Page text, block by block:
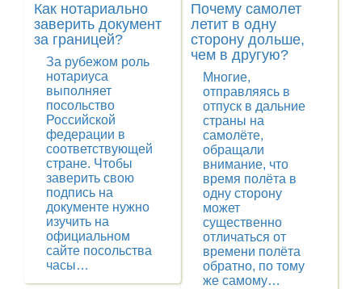
Как нотариально
заверить документ
за границей?
За рубежом роль
нотариуса
выполняет
посольство
Российской
федерации в
соответствующей
стране. Чтобы
заверить свою
подпись на
документе нужно
изучить на
официальном
сайте посольства
часы…
Почему самолет
летит в одну
сторону дольше,
чем в другую?
Многие,
отправляясь в
отпуск в дальние
страны на
самолёте,
обращали
внимание, что
время полёта в
одну сторону
может
существенно
отличаться от
времени полёта
обратно, по тому
же самому…